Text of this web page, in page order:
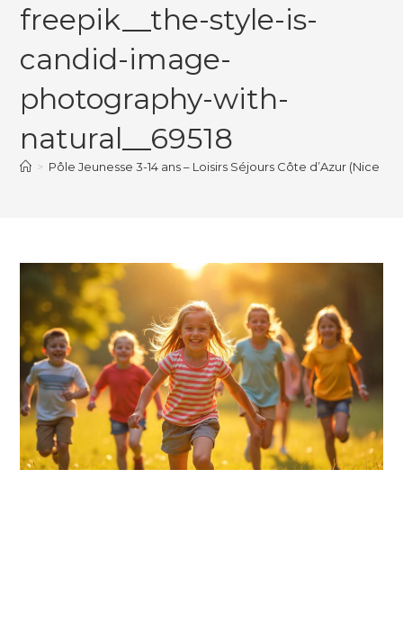
freepik__the-style-is-
candid-image-
photography-with-
natural__69518
> Pôle Jeunesse 3-14 ans – Loisirs Séjours Côte d’Azur (Nice 06)